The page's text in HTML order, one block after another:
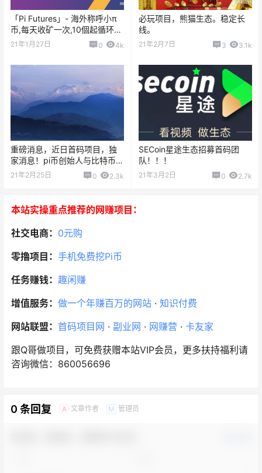
「Pi Futures」- 海外称呼小π
币,每天收矿一次,10個起循环质
押挖矿,可提現交易
21年1月27日 0 4k
必玩项目，熊猫生态。稳定长
线。
21年2月7日 3 3.1k
重磅消息，近日首码项目，独
家消息！pi币创始人与比特币核
心团队共同研发打造
21年2月25日 0 2.3k
SECoin星途生态招募首码团
队！！！
21年3月2日 0 2.7k
本站实操重点推荐的网赚项目：
社交电商： 0元购
零撸项目： 手机免费挖Pi币
任务赚钱： 趣闲赚
增值服务： 做一个年赚百万的网站 · 知识付费
网站联盟： 首码项目网 · 副业网 · 网赚营 · 卡友家
跟Q哥做项目，可免费获赠本站VIP会员，更多扶持福利请
咨询微信：860056696
0 条回复 A 文章作者 M 管理员